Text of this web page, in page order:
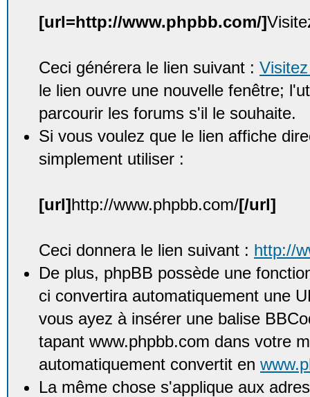
[url=http://www.phpbb.com/]
Ceci générera le lien suivant :
le lien ouvre une nouvelle fenêtre;
parcourir les forums s'il le souhaite.
Si vous voulez que le lien affiche
simplement utiliser :
[url]http://www.phpbb.com/[/url]
Ceci donnera le lien suivant : http://
De plus, phpBB possède une
ci convertira automatiquement une
vous ayez à insérer une balise
tapant www.phpbb.com dans votre
automatiquement convertit en
La même chose s'applique aux